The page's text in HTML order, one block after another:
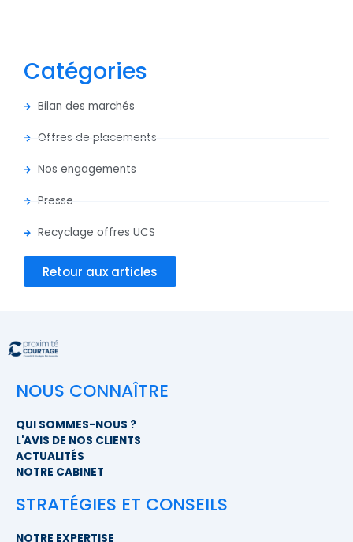
Catégories
Bilan des marchés
Offres de placements
Nos engagements
Presse
Recyclage offres UCS
Retour aux articles
NOUS CONNAÎTRE
QUI SOMMES-NOUS ?
L'AVIS DE NOS CLIENTS
ACTUALITÉS
NOTRE CABINET
STRATÉGIES ET CONSEILS
NOTRE EXPERTISE